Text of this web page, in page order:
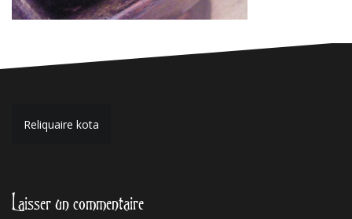
Navigation
Reliquaire kota
Laisser un commentaire